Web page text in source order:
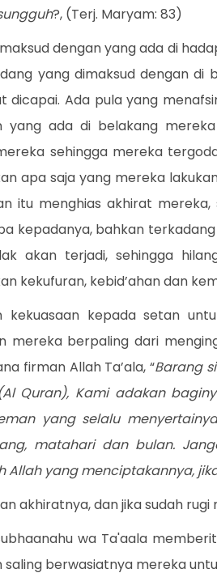
?, (Terj. Maryam: 83)
dengan yang ada di
yang dimaksud dengan
dicapai. Ada pula yang
yang ada di belakang
sehingga mereka
apa saja yang mereka
itu menghias akhirat
kepadanya, bahkan
akan terjadi, sehingga
kekufuran, kebid’ahan dan
kekuasaan kepada setan
mereka berpaling dari
firman Allah Ta’ala, “Barang
Quran), Kami adakan
yang selalu
matahari dan bulan.
Allah yang menciptakannya,
akhiratnya, dan jika sudah
wa Ta'aala
saling berwasiatnya mereka